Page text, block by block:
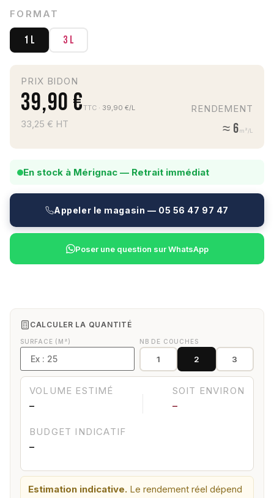
FORMAT
1 L 3 L
PRIX BIDON
39,90 €TTC · 39,90 €/L
33,25 € HT
RENDEMENT
≈ 6m²/L
En stock à Mérignac — Retrait immédiat
Appeler le magasin — 05 56 47 97 47
Poser une question sur WhatsApp
CALCULER LA QUANTITÉ
SURFACE (M²) NB DE COUCHES
1 2 3
VOLUME ESTIMÉ
—
SOIT ENVIRON
—
BUDGET INDICATIF
—
Estimation indicative. Le rendement réel dépend